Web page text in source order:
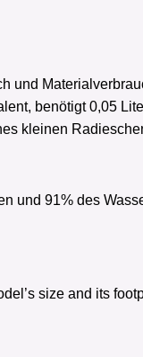
und
benötigt 0,05
kleinen
und 91% des
size and its